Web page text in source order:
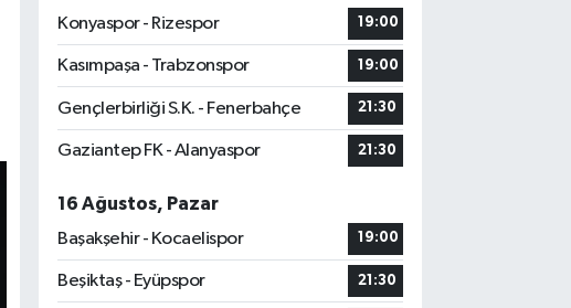
Konyaspor - Rizespor
19:00
Kasımpaşa - Trabzonspor 19:00
Gençlerbirliği S.K. - Fenerbahçe 21:30
Gaziantep FK - Alanyaspor 21:30
16 Ağustos, Pazar
Başakşehir - Kocaelispor
19:00
Beşiktaş - Eyüpspor 21:30